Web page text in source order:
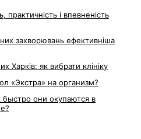
практичність і впевненість
захворювань ефективніша
Харків: як вибрати клініку
«Экстра» на организм?
они окупаются в